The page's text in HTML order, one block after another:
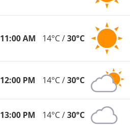
11:00 AM 14°C /30°C
12:00 PM 14°C /30°C
13:00 PM 14°C /30°C